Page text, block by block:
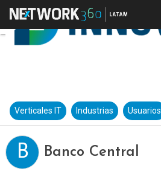
Verticales IT Industrias Usuarios
B Banco Central